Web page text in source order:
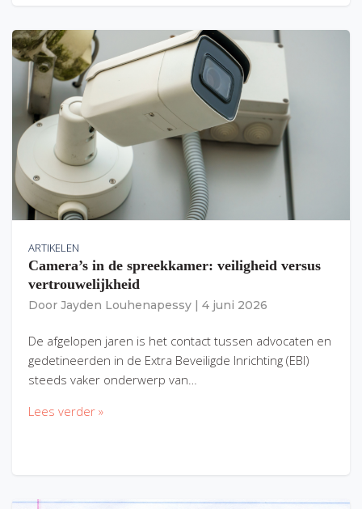
ARTIKELEN
Camera’s in de spreekkamer: veiligheid versus
vertrouwelijkheid
Door Jayden Louhenapessy 4 juni 2026
De afgelopen jaren is het contact tussen advocaten en
gedetineerden in de Extra Beveiligde Inrichting (EBI)
steeds vaker onderwerp van…
Lees verder »